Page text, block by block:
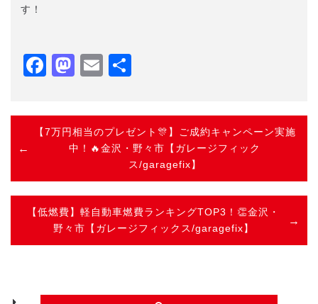
す！
Facebook
Mastodon
Email
【7万円相当のプレゼント🎊】ご成約キャンペーン実施
中！🔥金沢・野々市【ガレージフィック
ス/garagefix】
【低燃費】軽自動車燃費ランキングTOP3！👏金沢・
野々市【ガレージフィックス/garagefix】